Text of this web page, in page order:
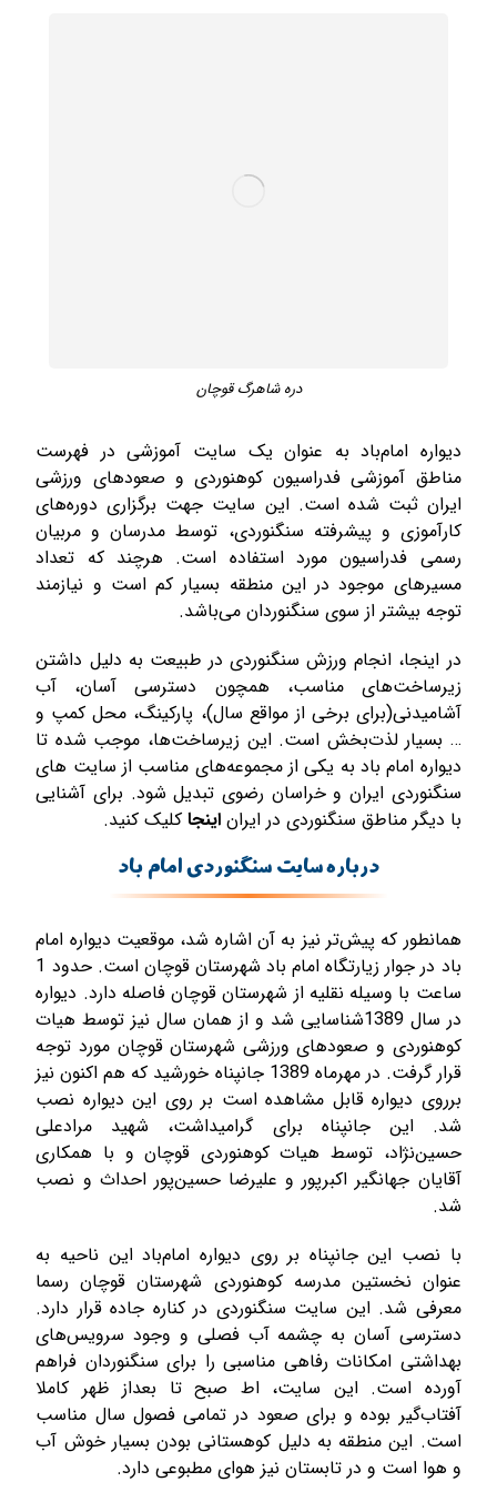
دره شاهرگ قوچان
دیواره امام‌باد به عنوان یک سایت آموزشی در فهرست
مناطق آموزشی فدراسیون کوهنوردی و صعودهای ورزشی
ایران ثبت شده است. این سایت جهت برگزاری دوره‌های
کارآموزی و پیشرفته سنگنوردی، توسط مدرسان و مربیان
رسمی فدراسیون مورد استفاده است. هرچند که تعداد
مسیرهای موجود در این منطقه بسیار کم است و نیازمند
توجه بیشتر از سوی سنگنوردان می‌باشد.
در اینجا، انجام ورزش سنگنوردی در طبیعت به دلیل داشتن
زیرساخت‌های مناسب، همچون دسترسی آسان، آب
آشامیدنی(برای برخی از مواقع سال)، پارکینگ، محل کمپ و
… بسیار لذت‌بخش است. این زیرساخت‌ها، موجب شده تا
دیواره امام باد به یکی از مجموعه‌های مناسب از سایت های
سنگنوردی ایران و خراسان رضوی تبدیل شود. برای آشنایی
با دیگر مناطق سنگنوردی در ایراناینجا کلیک کنید.
درباره سایت سنگنوردی امام باد
همانطور که پیش‌تر نیز به آن اشاره شد، موقعیت دیواره امام
باد در جوار زیارتگاه امام باد شهرستان قوچان است. حدود 1
ساعت با وسیله نقلیه از شهرستان قوچان فاصله دارد. دیواره
در سال 1389شناسایی شد و از همان سال نیز توسط هیات
کوهنوردی و صعودهای ورزشی شهرستان قوچان مورد توجه
قرار گرفت. در مهرماه 1389 جانپناه خورشید که هم اکنون نیز
برروی دیواره قابل مشاهده است بر روی این دیواره نصب
شد. این جانپناه برای گرامیداشت، شهید مرادعلی
حسین‌نژاد، توسط هیات کوهنوردی قوچان و با همکاری
آقایان جهانگیر اکبرپور و علیرضا حسین‌پور احداث و نصب
شد.
با نصب این جانپناه بر روی دیواره امام‌باد این ناحیه به
عنوان نخستین مدرسه کوهنوردی شهرستان قوچان رسما
معرفی شد. این سایت سنگنوردی در کناره جاده قرار دارد.
دسترسی آسان به چشمه آب فصلی و وجود سرویس‌های
بهداشتی امکانات رفاهی مناسبی را برای سنگنوردان فراهم
آورده است. این سایت، اط صبح تا بعداز ظهر کاملا
آفتاب‌گیر بوده و برای صعود در تمامی فصول سال مناسب
است. این منطقه به دلیل کوهستانی بودن بسیار خوش آب
و هوا است و در تابستان نیز هوای مطبوعی دارد.